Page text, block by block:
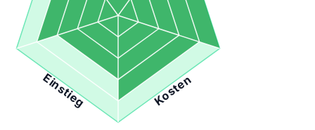
Kosten
Einstieg